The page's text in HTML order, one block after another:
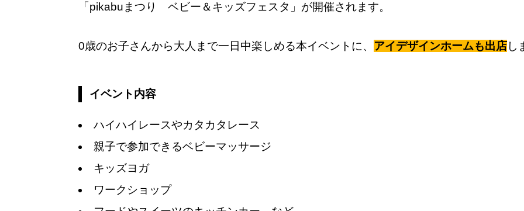
「pikabuまつり ベビー＆キッズフェスタ」が開催されます。
0歳のお子さんから大人まで一日中楽しめる本イベントに、 アイデザインホームも出店し
イベント内容
ハイハイレースやカタカタレース
親子で参加できるベビーマッサージ
キッズヨガ
ワークショップ